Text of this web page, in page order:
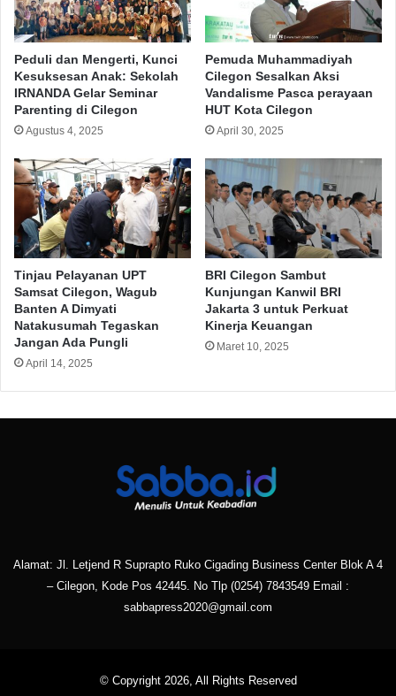
Peduli dan Mengerti, Kunci
Kesuksesan Anak: Sekolah
IRNANDA Gelar Seminar
Parenting di Cilegon
Agustus 4, 2025
Pemuda Muhammadiyah
Cilegon Sesalkan Aksi
Vandalisme Pasca perayaan
HUT Kota Cilegon
April 30, 2025
Tinjau Pelayanan UPT
Samsat Cilegon, Wagub
Banten A Dimyati
Natakusumah Tegaskan
Jangan Ada Pungli
April 14, 2025
BRI Cilegon Sambut
Kunjungan Kanwil BRI
Jakarta 3 untuk Perkuat
Kinerja Keuangan
Maret 10, 2025
Alamat: Jl. Letjend R Suprapto Ruko Cigading Business Center Blok A 4
– Cilegon, Kode Pos 42445. No Tlp (0254) 7843549 Email :
sabbapress2020@gmail.com
© Copyright 2026, All Rights Reserved